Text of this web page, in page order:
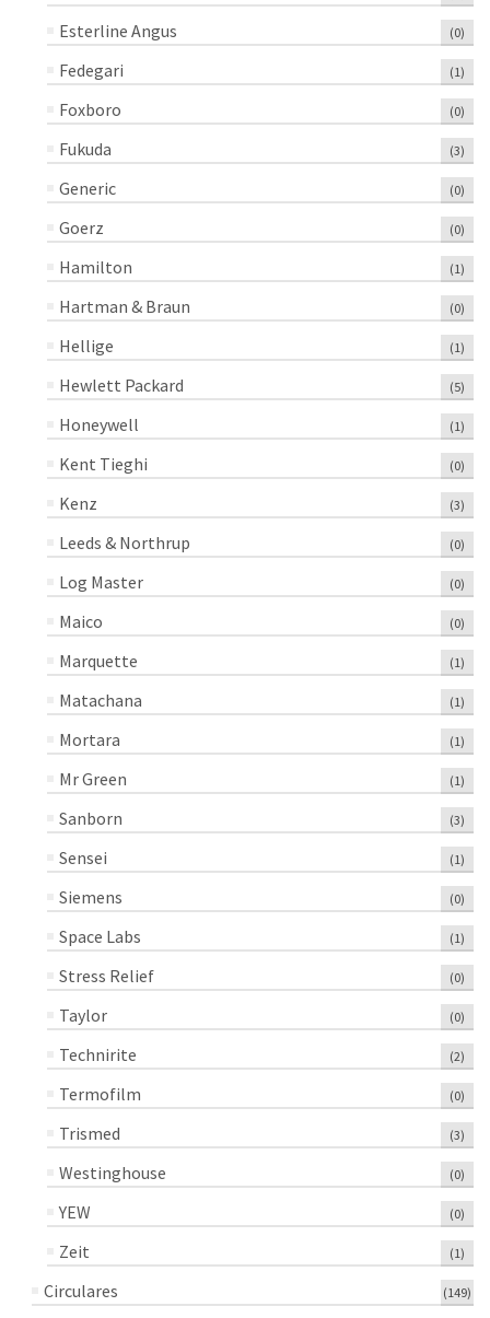
Esterline Angus (0)
Fedegari (1)
Foxboro (0)
Fukuda (3)
Generic (0)
Goerz (0)
Hamilton (1)
Hartman & Braun (0)
Hellige (1)
Hewlett Packard (5)
Honeywell (1)
Kent Tieghi (0)
Kenz (3)
Leeds & Northrup (0)
Log Master (0)
Maico (0)
Marquette (1)
Matachana (1)
Mortara (1)
Mr Green (1)
Sanborn (3)
Sensei (1)
Siemens (0)
Space Labs (1)
Stress Relief (0)
Taylor (0)
Technirite (2)
Termofilm (0)
Trismed (3)
Westinghouse (0)
YEW (0)
Zeit (1)
Circulares (149)